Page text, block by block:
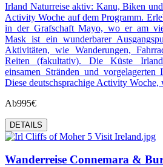
Irland Naturreise aktiv: Kanu, Biken
Activity Woche auf dem Programm.
in der Grafschaft Mayo, wo er am
Mask ist ein wunderbarer
Aktivitäten, wie Wanderungen,
Reiten (fakultativ). Die Küste
einsamen Stränden und vorgelagerten
Diese deutschsprachige Activity Woche,
Ab995€
DETAILS
Wanderreise Connemara &